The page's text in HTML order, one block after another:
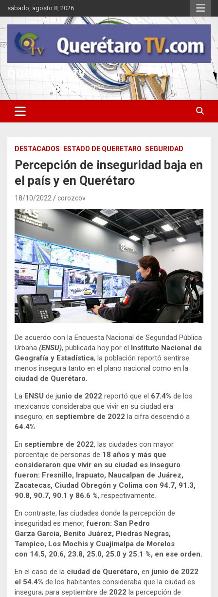
Saltar
al
contenido
sábado, agosto 8, 2026
queretarotv
Información y entretenimiento
DESTACADOS ESTADO DE QUERETARO SEGURIDAD
Percepción de inseguridad baja en
el país y en Querétaro
18/10/2022 corozcov
De acuerdo con la Encuesta Nacional de Seguridad Pública
Urbana (ENSU), publicada hoy por el Instituto Nacional de
Geografía y Estadística, la población reportó sentirse
menos insegura tanto en el plano nacional como en la
ciudad de Querétaro.
La ENSU de junio de 2022 reportó que el 67.4% de los
mexicanos consideraba que vivir en su ciudad era
inseguro; en septiembre de 2022 la cifra descendió a
64.4%.
En septiembre de 2022, las ciudades con mayor
porcentaje de personas de 18 años y más que
consideraron que vivir en su ciudad es inseguro
fueron: Fresnillo, Irapuato, Naucalpan de Juárez,
Zacatecas, Ciudad Obregón y Colima con 94.7, 91.3,
90.8, 90.7, 90.1 y 86.6 %, respectivamente.
En contraste, las ciudades donde la percepción de
inseguridad es menor, fueron: San Pedro
Garza García, Benito Juárez, Piedras Negras,
Tampico, Los Mochis y Cuajimalpa de Morelos
con 14.5, 20.6, 23.8, 25.0, 25.0 y 25.1 %, en ese orden.
En el caso de la ciudad de Querétaro, en junio de 2022
el 54.4% de los habitantes consideraba que la ciudad es
insegura; para septiembre de 2022 la percepción de